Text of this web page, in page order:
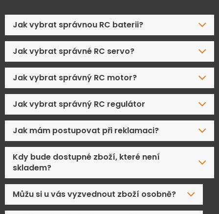
Jak vybrat správnou RC baterii?
Jak vybrat správné RC servo?
Jak vybrat správný RC motor?
Jak vybrat správný RC regulátor
Jak mám postupovat při reklamaci?
Kdy bude dostupné zboží, které není
skladem?
Můžu si u vás vyzvednout zboží osobně?